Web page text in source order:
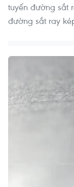
tuyến đường sắt
đường sắt ray